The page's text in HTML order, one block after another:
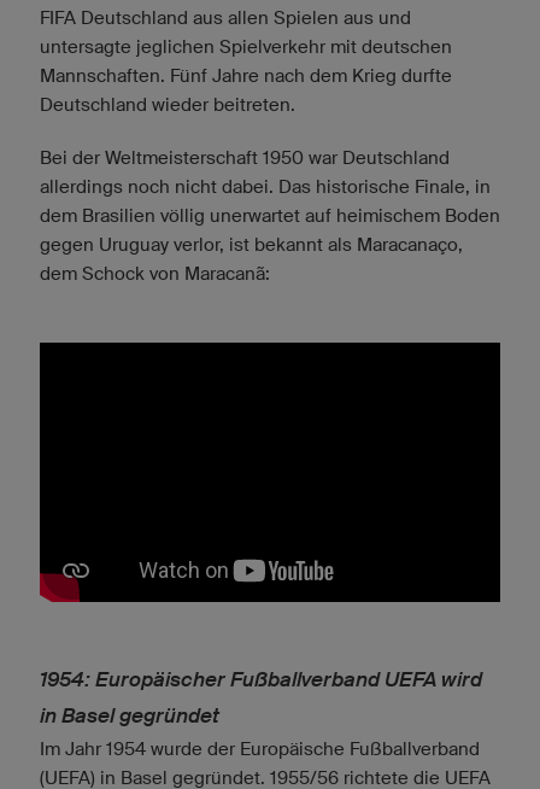
FIFA Deutschland aus allen Spielen aus und
untersagte jeglichen Spielverkehr mit deutschen
Mannschaften. Fünf Jahre nach dem Krieg durfte
Deutschland wieder beitreten.
Bei der Weltmeisterschaft 1950 war Deutschland
allerdings noch nicht dabei. Das historische Finale, in
dem Brasilien völlig unerwartet auf heimischem Boden
gegen Uruguay verlor, ist bekannt als Maracanaço,
dem Schock von Maracanã:
1954: Europäischer Fußballverband UEFA wird
in Basel gegründet
Im Jahr 1954 wurde der Europäische Fußballverband
(UEFA) in Basel gegründet. 1955/56 richtete die UEFA